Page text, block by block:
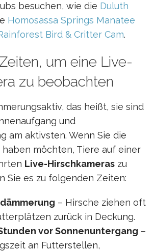
besuchen, wie die Duluth
Homosassa Springs Manatee
Bird & Critter Cam.
um eine Live-
zu beobachten
das heißt, sie sind
und
am aktivsten. Wenn Sie die
haben möchten, Tiere auf einer
Live-Hirschkameras zu
Sie es zu folgenden Zeiten:
– Hirsche ziehen oft
zurück in Deckung.
vor Sonnenuntergang –
an Futterstellen,